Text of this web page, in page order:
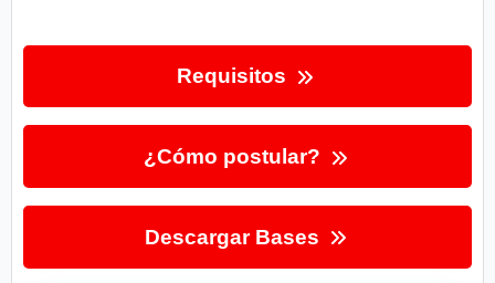
Requisitos
¿Cómo postular?
Descargar Bases